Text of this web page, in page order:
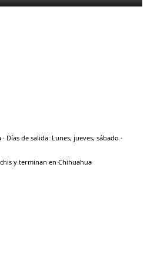
Días de salida: Lunes, jueves, sábado ·
y terminan en Chihuahua